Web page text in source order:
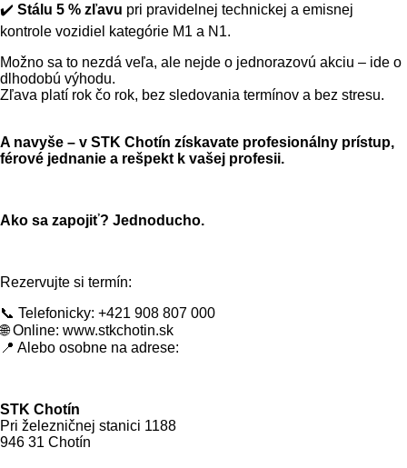
✔️ Stálu 5 % zľavu pri pravidelnej technickej a emisnej
kontrole vozidiel kategórie M1 a N1.
Možno sa to nezdá veľa, ale nejde o jednorazovú akciu – ide o
dlhodobú výhodu.
Zľava platí rok čo rok, bez sledovania termínov a bez stresu.
A navyše – v STK Chotín získavate profesionálny prístup,
férové jednanie a rešpekt k vašej profesii.
Ako sa zapojiť? Jednoducho.
Rezervujte si termín:
📞 Telefonicky: +421 908 807 000
🌐Online: www.stkchotin.sk
📍 Alebo osobne na adrese:
STK Chotín
Pri železničnej stanici 1188
946 31 Chotín